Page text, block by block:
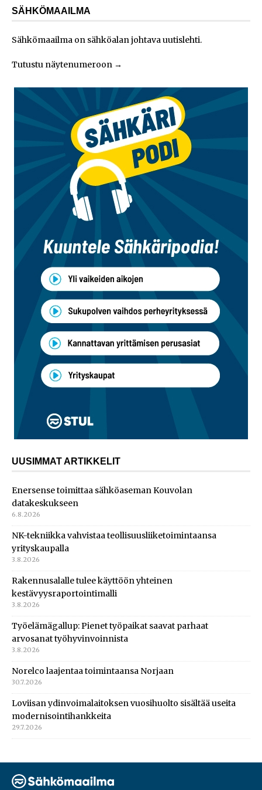
SÄHKÖMAAILMA
Sähkömaailma on sähköalan johtava uutislehti.
Tutustu näytenumeroon →
UUSIMMAT ARTIKKELIT
Enersense toimittaa sähköaseman Kouvolan
datakeskukseen
6.8.2026
NK-tekniikka vahvistaa teollisuusliiketoimintaansa
yrityskaupalla
3.8.2026
Rakennusalalle tulee käyttöön yhteinen
kestävyysraportointimalli
3.8.2026
Työelämägallup: Pienet työpaikat saavat parhaat
arvosanat työhyvinvoinnista
3.8.2026
Norelco laajentaa toimintaansa Norjaan
30.7.2026
Loviisan ydinvoimalaitoksen vuosihuolto sisältää useita
modernisointihankkeita
29.7.2026